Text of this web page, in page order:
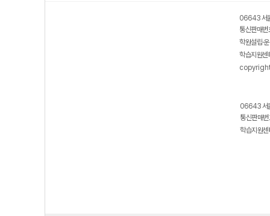
06643 서
통신판매
학원설립·
학습지원
06643 서
통신판매
학습지원